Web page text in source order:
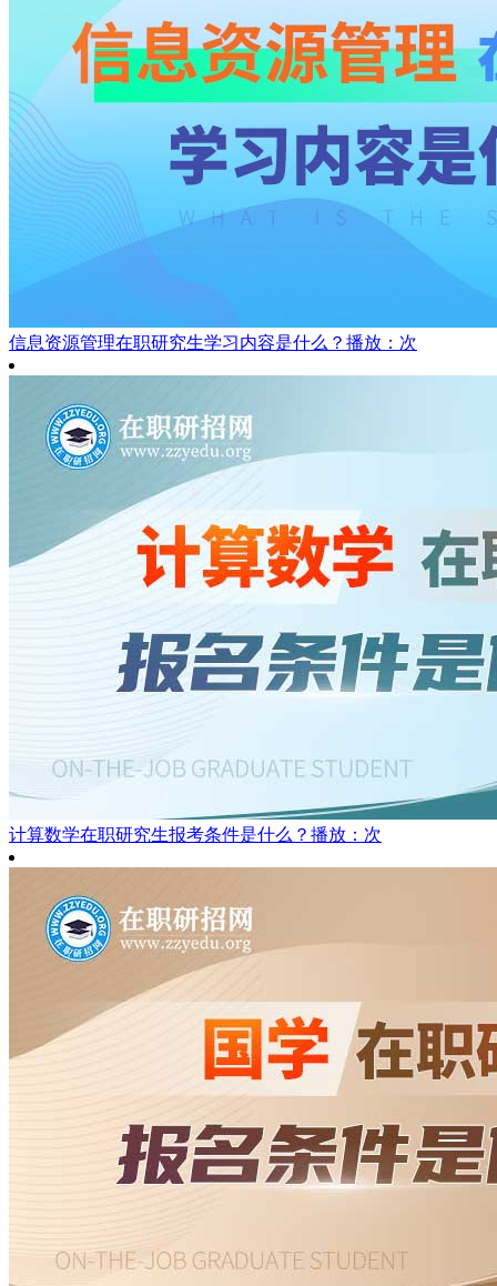
信息资源管理在职研究生学习内容是什么？ 播放：次
计算数学在职研究生报考条件是什么？ 播放：次